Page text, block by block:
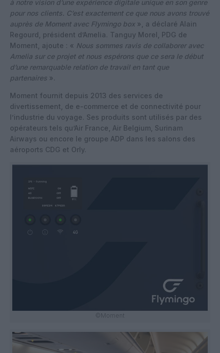
à notre vision d’une expérience digitale unique en son genre
pour nos clients. C’est exactement ce que nous avons trouvé
auprès de Moment avec Flymingo box », a déclaré Alain
Regourd, président d’Amelia. Tanguy Morel, PDG de
Moment, ajoute : « Nous sommes ravis de collaborer avec
Amelia sur ce projet et nous espérons que ce sera le début
d’une remarquable relation de travail en tant que
partenaires ».
Moment fournit depuis 2013 des services de
divertissement, de e-commerce et de connectivité pour
l’industrie du voyage. Ses produits sont utilisés par des
opérateurs tels qu’Air France, Air Belgium, Surinam
Airways ou encore le groupe ADP dans les salons des
aéroports CDG et Orly.
©Moment